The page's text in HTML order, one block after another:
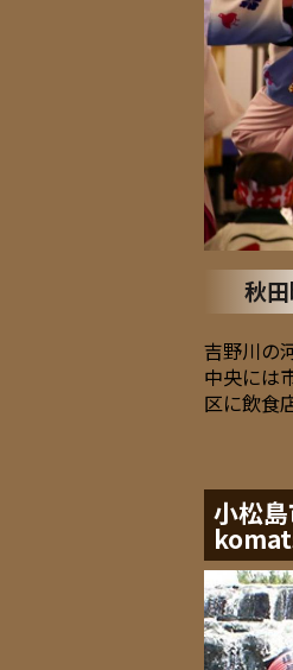
秋
吉野川の
中央には
区に飲食
小松